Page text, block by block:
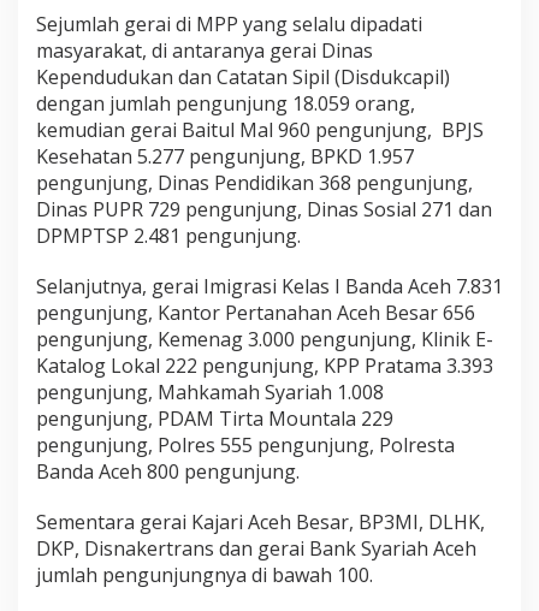
r
a
s
i
s
e
p
a
n
j
a
n
2
0
2
4
Sejumlah gerai di MPP yang selalu dipadati
masyarakat, di antaranya gerai Dinas
Kependudukan dan Catatan Sipil (Disdukcapil)
dengan jumlah pengunjung 18.059 orang,
kemudian gerai Baitul Mal 960 pengunjung, BPJS
Kesehatan 5.277 pengunjung, BPKD 1.957
pengunjung, Dinas Pendidikan 368 pengunjung,
Dinas PUPR 729 pengunjung, Dinas Sosial 271 dan
DPMPTSP 2.481 pengunjung.
Selanjutnya, gerai Imigrasi Kelas I Banda Aceh 7.831
pengunjung, Kantor Pertanahan Aceh Besar 656
pengunjung, Kemenag 3.000 pengunjung, Klinik E-
Katalog Lokal 222 pengunjung, KPP Pratama 3.393
pengunjung, Mahkamah Syariah 1.008
pengunjung, PDAM Tirta Mountala 229
pengunjung, Polres 555 pengunjung, Polresta
Banda Aceh 800 pengunjung.
Sementara gerai Kajari Aceh Besar, BP3MI, DLHK,
DKP, Disnakertrans dan gerai Bank Syariah Aceh
jumlah pengunjungnya di bawah 100.